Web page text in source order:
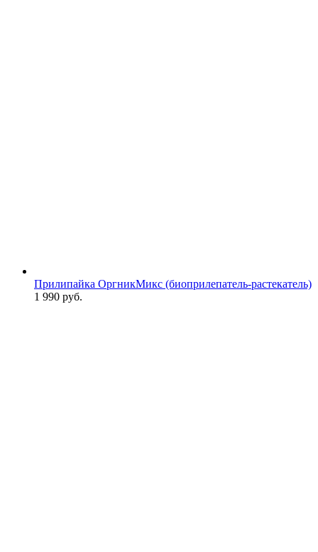
Прилипайка ОргникМикс (биоприлепатель-растекатель)
1 990 руб.